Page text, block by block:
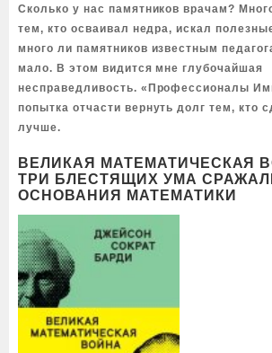
Сколько у нас памятников врачам?
тем, кто осваивал недра, искал
много ли памятников известным
мало. В этом видится мне глубочайшая
несправедливость. «Профессионалы
попытка отчасти вернуть долг тем, кто
лучше.
ВЕЛИКАЯ МАТЕМАТИЧЕСКАЯ
ТРИ БЛЕСТЯЩИХ УМА
ОСНОВАНИЯ МАТЕМАТИКИ